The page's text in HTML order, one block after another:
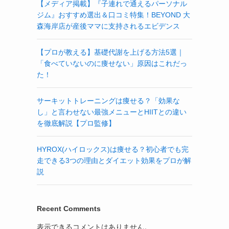
【メディア掲載】『子連れで通えるパーソナル
ジム』おすすめ選出＆口コミ特集！BEYOND 大
森海岸店が産後ママに支持されるエビデンス
【プロが教える】基礎代謝を上げる方法5選｜
「食べていないのに痩せない」原因はこれだっ
た！
サーキットトレーニングは痩せる？「効果な
し」と言わせない最強メニューとHIITとの違い
を徹底解説【プロ監修】
HYROX(ハイロックス)は痩せる？初心者でも完
走できる3つの理由とダイエット効果をプロが解
説
Recent Comments
表示できるコメントはありません。